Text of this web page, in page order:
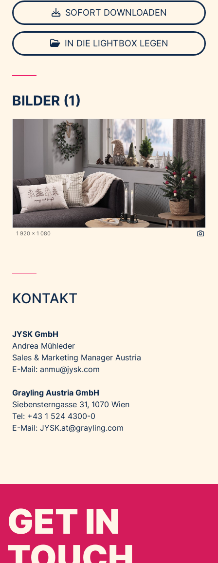
SOFORT DOWNLOADEN
IN DIE LIGHTBOX LEGEN
BILDER (1)
1 920 x 1 080
KONTAKT
JYSK GmbH
Andrea Mühleder
Sales & Marketing Manager Austria
E-Mail: anmu@jysk.com
Grayling Austria GmbH
Siebensterngasse 31, 1070 Wien
Tel: +43 1 524 4300-0
E-Mail: JYSK.at@grayling.com
GET IN